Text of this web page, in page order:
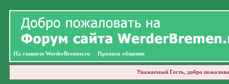
На главную WerderBremen.ru Правила общения
Уважаемый Гость, добро